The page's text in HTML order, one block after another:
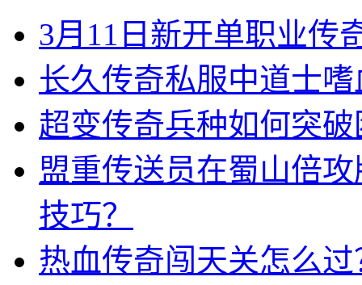
3月11日新开单职业传
长久传奇私服中道士
超变传奇兵种如何突
盟重传送员在蜀山倍
技巧？
热血传奇闯天关怎么